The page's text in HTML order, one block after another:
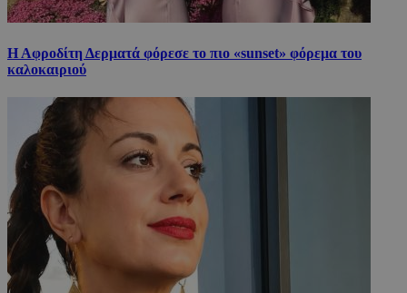
Η Αφροδίτη Δερματά φόρεσε το πιο «sunset» φόρεμα του
καλοκαιριού